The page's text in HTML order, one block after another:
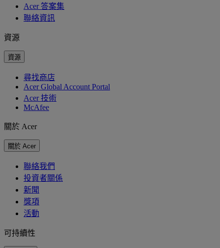
Acer 答案集
聯絡資訊
資源
資源
尋找商店
Acer Global Account Portal
Acer 技術
McAfee
關於 Acer
關於 Acer
聯絡我們
投資者關係
新聞
獎項
活動
可持續性